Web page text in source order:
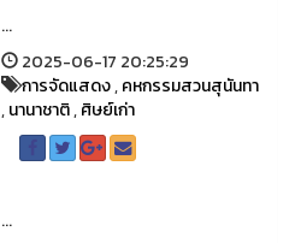
...
2025-06-17 20:25:29
การจัดแสดง,คหกรรมสวนสุนันทา
,นานาชาติ,ศิษย์เก่า
...